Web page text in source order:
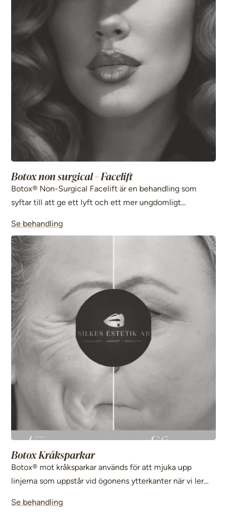
Botox non surgical – Facelift
Botox® Non-Surgical Facelift är en behandling som
syftar till att ge ett lyft och ett mer ungdomligt
muskler kan ansiktet få ett mer öppet, balanserat och
piggare uttryck.
Se behandling
Botox Kråksparkar
Botox® mot kråksparkar används för att mjuka upp
linjerna som uppstår vid ögonens ytterkanter när vi ler
utseende samtidigt som ansiktets naturliga uttryck
Se behandling